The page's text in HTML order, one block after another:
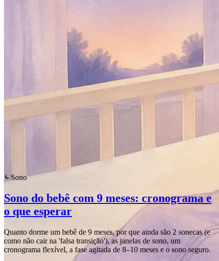
Sono
Sono do bebê com 9 meses: cronograma e
o que esperar
Quanto dorme um bebê de 9 meses, por que ainda são 2 sonecas (e
como não cair na 'falsa transição'), as janelas de sono, um
cronograma flexível, a fase agitada de 8–10 meses e o sono seguro.